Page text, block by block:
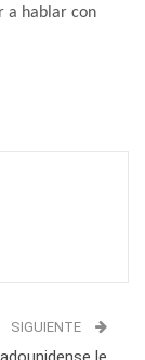
a hablar con
SIGUIENTE